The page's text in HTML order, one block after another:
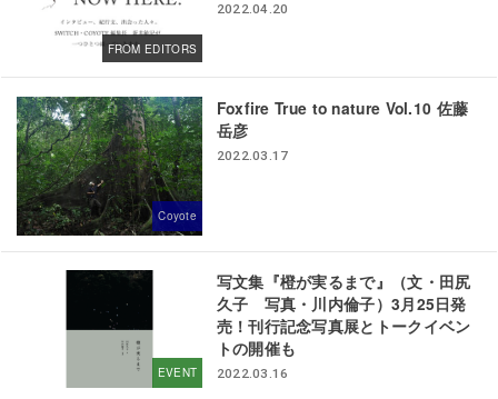
FROM EDITORS
2022.04.20
Coyote
Foxfire True to nature Vol.10 佐藤
岳彦
2022.03.17
EVENT
写文集『橙が実るまで』（文・田尻
久子 写真・川内倫子）3月25日発
売！刊行記念写真展とトークイベン
トの開催も
2022.03.16